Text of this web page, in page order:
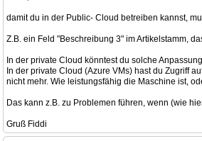
damit du in der Public- Cloud betreiben kannst,
Z.B. ein Feld "Beschreibung 3" im Artikelstamm,
In der private Cloud könntest du solche
In der private Cloud (Azure VMs) hast du Zugriff
nicht mehr. Wie leistungsfähig die Maschine ist,
Das kann z.B. zu Problemen führen, wenn (wie
Gruß Fiddi